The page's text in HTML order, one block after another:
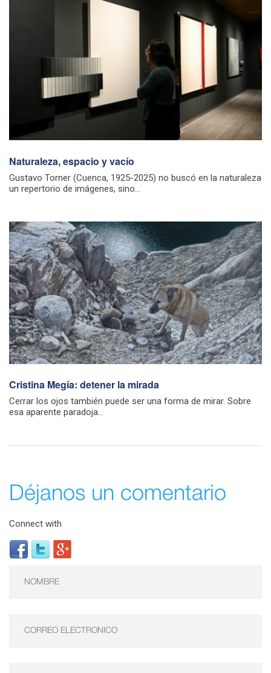
Naturaleza, espacio y vacío
Gustavo Torner (Cuenca, 1925-2025) no buscó en la naturaleza
un repertorio de imágenes, sino...
Cristina Megía: detener la mirada
Cerrar los ojos también puede ser una forma de mirar. Sobre
esa aparente paradoja...
Déjanos un comentario
Connect with